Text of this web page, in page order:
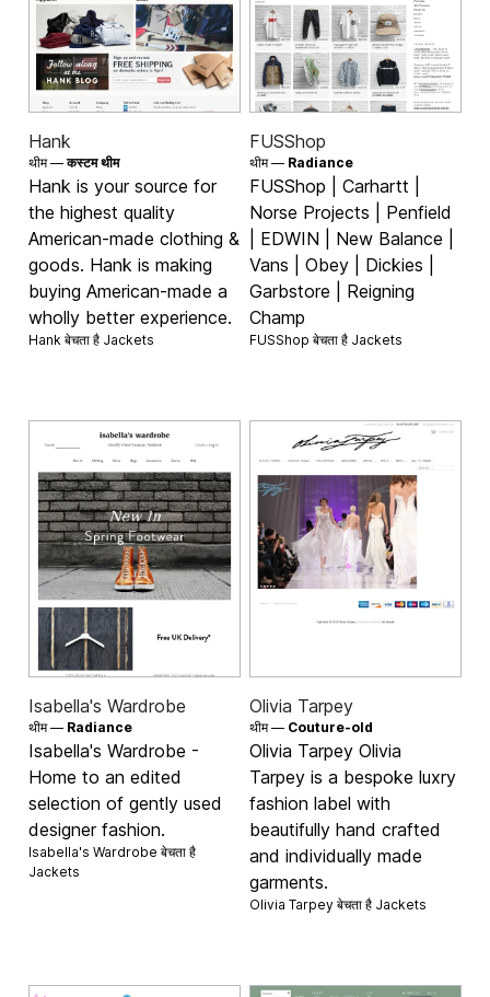
Hank
थीम —कस्टम थीम
Hank is your source for
the highest quality
American-made clothing &
goods. Hank is making
buying American-made a
wholly better experience.
Hank बेचता है Jackets
FUSShop
थीम — Radiance
FUSShop | Carhartt |
Norse Projects | Penfield
| EDWIN | New Balance |
Vans | Obey | Dickies |
Garbstore | Reigning
Champ
FUSShop बेचता है Jackets
Isabella's Wardrobe
थीम — Radiance
Isabella's Wardrobe -
Home to an edited
selection of gently used
designer fashion.
Isabella's Wardrobe बेचता है
Jackets
Olivia Tarpey
थीम — Couture-old
Olivia Tarpey Olivia
Tarpey is a bespoke luxry
fashion label with
beautifully hand crafted
and individually made
garments.
Olivia Tarpey बेचता है Jackets